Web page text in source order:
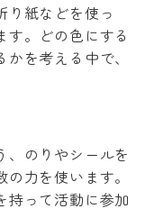
り紙などを使っ
。どの色にする
を考える中で、
、のりやシールを
力を使います。
持って活動に参加